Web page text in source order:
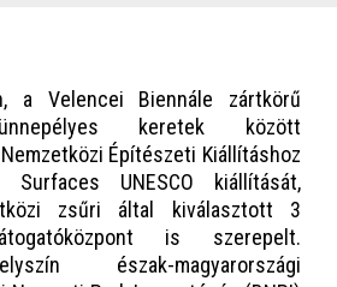
a Velencei Biennále zártkörű
keretek között
Építészeti Kiállításhoz
Surfaces UNESCO kiállítását,
zsűri által kiválasztott 3
is szerepelt.
észak-magyarországi